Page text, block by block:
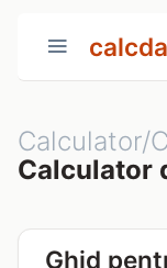
Calculator/
Calculator
Ghid